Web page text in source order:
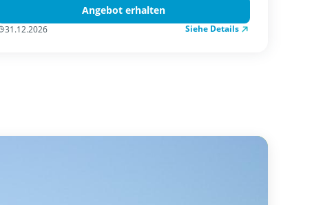
Angebot erhalten
31.12.2026 Siehe Details